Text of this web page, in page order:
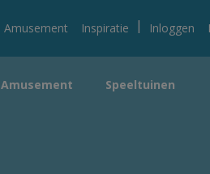
Amusement Inspiratie | Inloggen
Amusement
Speeltuinen